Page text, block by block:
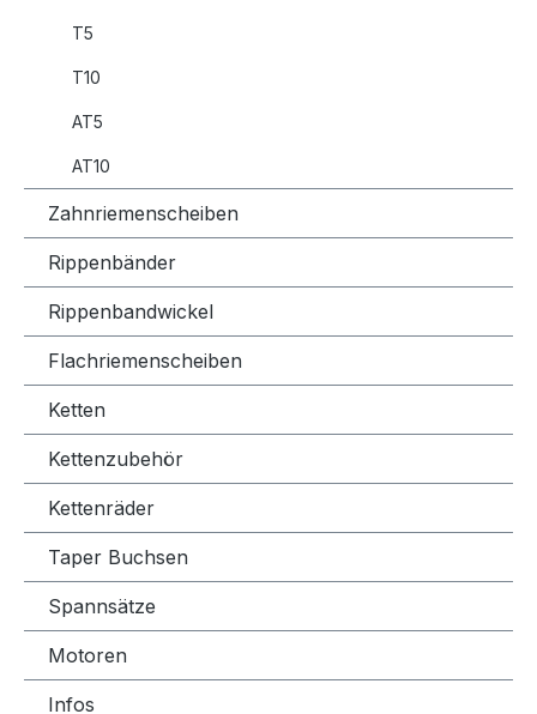
T5
T10
AT5
AT10
Zahnriemenscheiben
Rippenbänder
Rippenbandwickel
Flachriemenscheiben
Ketten
Kettenzubehör
Kettenräder
Taper Buchsen
Spannsätze
Motoren
Infos